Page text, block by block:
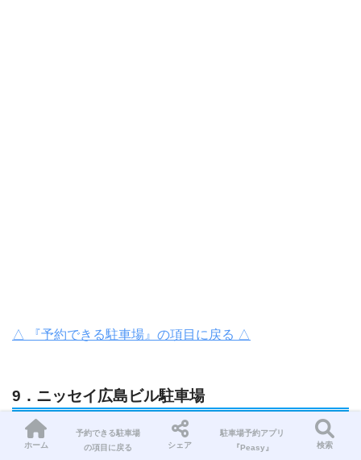
△ 『予約できる駐車場』の項目に戻る △
9．ニッセイ広島ビル駐車場
利用料金 200円/30分
ホーム
予約できる駐車場
の項目に戻る
シェア
駐車場予約アプリ
『Peasy』
検索